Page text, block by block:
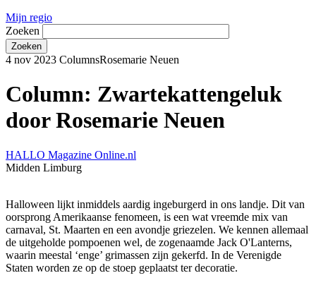
Mijn regio
Zoeken
4 nov 2023 ColumnsRosemarie Neuen
Column: Zwartekattengeluk
door Rosemarie Neuen
HALLO Magazine Online.nl
Midden Limburg
Halloween lijkt inmiddels aardig ingeburgerd in ons landje. Dit van
oorsprong Amerikaanse fenomeen, is een wat vreemde mix van
carnaval, St. Maarten en een avondje griezelen. We kennen allemaal
de uitgeholde pompoenen wel, de zogenaamde Jack O'Lanterns,
waarin meestal ‘enge’ grimassen zijn gekerfd. In de Verenigde
Staten worden ze op de stoep geplaatst ter decoratie.